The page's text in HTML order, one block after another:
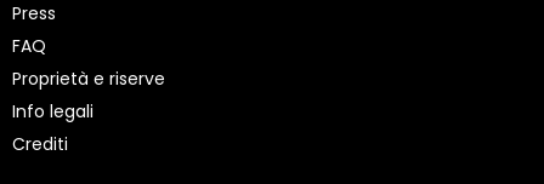
Press
FAQ
Proprietà e riserve
Info legali
Crediti